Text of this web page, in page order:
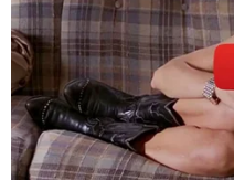
zvíře.
odpovídá
hmotnost.
Například